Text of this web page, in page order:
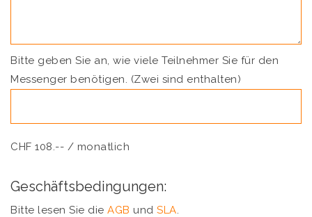
Bitte geben Sie an, wie viele Teilnehmer Sie für den
Messenger benötigen. (Zwei sind enthalten)
CHF 108.-- / monatlich
Geschäftsbedingungen:
Bitte lesen Sie die AGB und SLA.